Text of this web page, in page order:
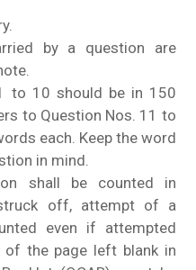
by a question are
to 10 should be in 150
to Question Nos. 11 to
each. Keep the word
in mind.
shall be counted in
off, attempt of a
even if attempted
of the page left blank in